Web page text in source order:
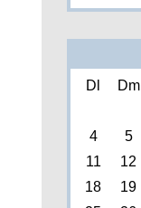
Dl Dm
4
5
11
12
18
19